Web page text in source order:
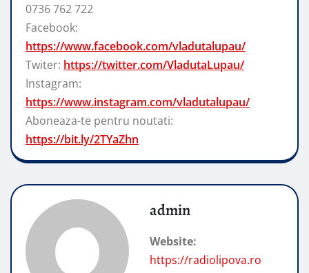
0736 762 722
Facebook:
https://www.facebook.com/vladutalupau/
Twiter: https://twitter.com/VladutaLupau/
Instagram:
https://www.instagram.com/vladutalupau/
Aboneaza-te pentru noutati:
https://bit.ly/2TYaZhn
admin
Website:
https://radiolipova.ro